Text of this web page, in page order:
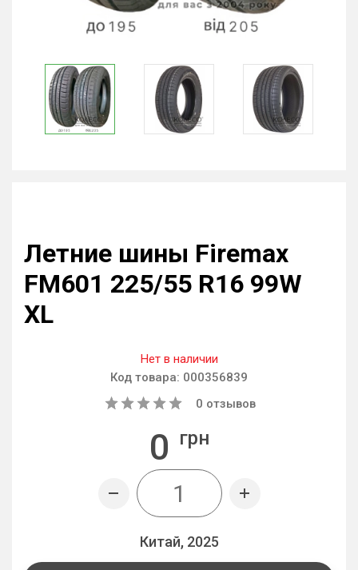
Летние шины Firemax
FM601 225/55 R16 99W
XL
Нет в наличии
Код товара: 000356839
0 отзывов
0 грн
Китай, 2025